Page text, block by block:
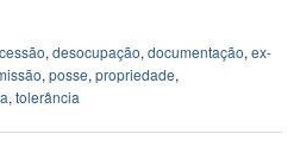
cessão, desocupação, documentação, ex-
, posse, propriedade,
, tolerância